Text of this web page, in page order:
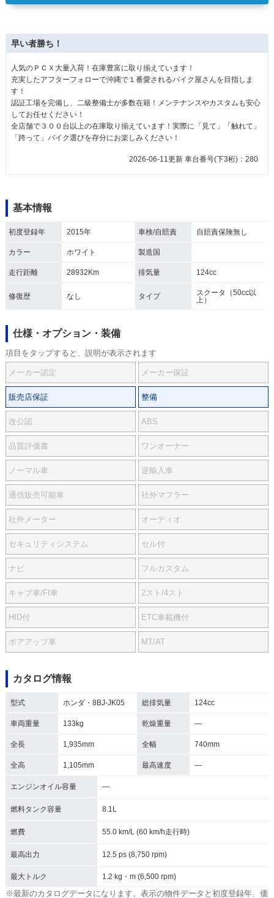
早い者勝ち！
人気のＰＣＸ大量入荷！在庫豊富に取り揃えています！
充実したアフターフォローで沖縄で１番愛されるバイク屋さんを目指しま
す！
認証工場を完備し、二級整備士が多数在籍！メンテナンスやカスタムも安心
してお任せください！
全店舗で３００台以上の在庫取り揃えています！実際に「見て」「触れて」
「跨って」バイク選びを存分にお楽しみください！
2026-06-11更新 車台番号(下3桁)：280
基本情報
初度登録年 2015年 車検/自賠責 自賠責保険無し
カラー ホワイト 製造国
走行距離 28932Km 排気量 124cc
修復歴 なし タイプ
スクータ（50cc以
上）
仕様・オプション・装備
項目をタップすると、説明が表示されます
メーカー認定 メーカー保証
販売店保証 整備
改公認 ABS
品質評価書 ワンオーナー
ノーマル車 逆輸入車
通信販売可能車 社外マフラー
社外メーター オーディオ
セキュリティシステム セル付
ナビ フルカスタム
キャブ車/FI車 2スト/4スト
HID付 ETC車載機付
ボアアップ車 MT/AT
カタログ情報
型式 ホンダ・8BJ-JK05 総排気量 124cc
車両重量 133kg 乾燥重量 ―
全長 1,935mm 全幅 740mm
全高 1,105mm 最高速度 ―
エンジンオイル容量 ―
燃料タンク容量 8.1L
燃費 55.0 km/L (60 km/h走行時)
最高出力 12.5 ps (8,750 rpm)
最大トルク 1.2 kg・m (6,500 rpm)
※最新のカタログデータになります。表示の物件データと初度登録年、価